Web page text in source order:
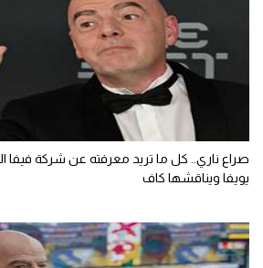
صراع ناري.. كل ما تريد معرفته عن شركة فيفا
يويفا ويناقشها كاف